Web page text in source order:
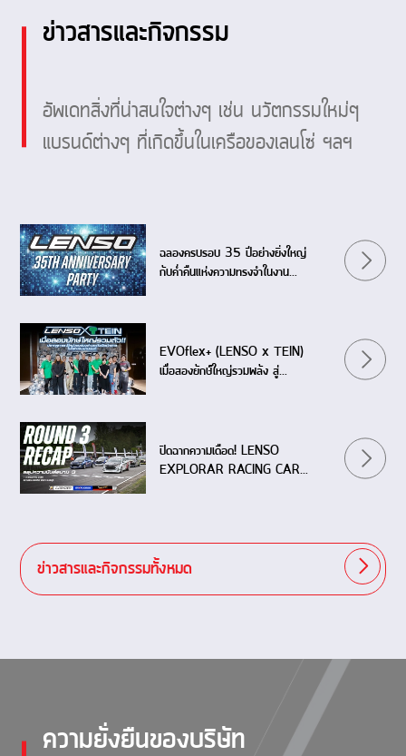
ข่าวสารและกิจกรรม
อัพเดทสิ่งที่น่าสนใจต่างๆ เช่น นวัตกรรมใหม่ๆ
แบรนด์ต่างๆ ที่เกิดขึ้นในเครือของเลนโซ่ ฯลฯ
ฉลองครบรอบ 35 ปีอย่างยิ่งใหญ่
กับค่ำคืนแห่งความทรงจำในงาน
EVOflex+ (LENSO x TEIN)
เมื่อสองยักษ์ใหญ่รวมพลัง สู่
ปิดฉากความเดือด! LENSO
EXPLORAR RACING CAR
ข่าวสารและกิจกรรมทั้งหมด
ความยั่งยืนของบริษัท